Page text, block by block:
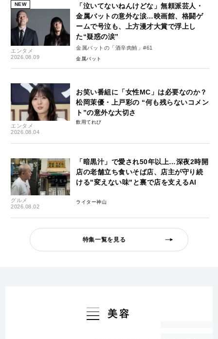
NEW
エンタメ
2026.08.09
「泣いてないねんけどな」無頼派芸人・
金属バットの意外な涙…映画館、格闘ゲ
ームで号泣も、上方漫才大賞で浮上し
た“疑惑の涙”
金属バットの「酒辛肉鮪」#61
金属バット
エンタメ
2026.08.04
お笑い番組に「女性MC」は必要なのか？
松岡茉優・上戸彩の “何も残らないコメン
ト”の意外な大切さ
飲用てれび
グルメ
2026.08.02
「暗黒汁」で愛され50年以上…深夜2時開
店の老舗立ち食いそば店、店主が守り続
ける"変えない味"と裏で店を支えるAI
ライター神山
特集一覧を見る
美容